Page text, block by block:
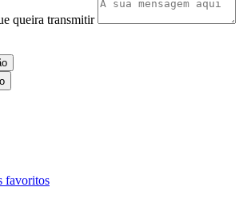
queira transmitir
favoritos